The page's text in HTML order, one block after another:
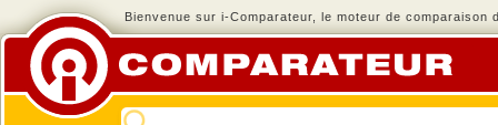
Bienvenue sur i-Comparateur, le moteur de comparaison